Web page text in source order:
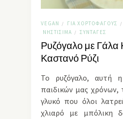
VEGAN / ΓΙΑ ΧΟΡΤΟΦΆΓΟΥΣ /
ΝΗΣΤΊΣΙΜΑ / ΣΥΝΤΑΓΈΣ
Ρυζόγαλο με Γάλα
Καστανό Ρύζι
Το ρυζόγαλο, αυτή
παιδικών μας χρόνων,
γλυκό που όλοι
χλιαρό με μπόλικη